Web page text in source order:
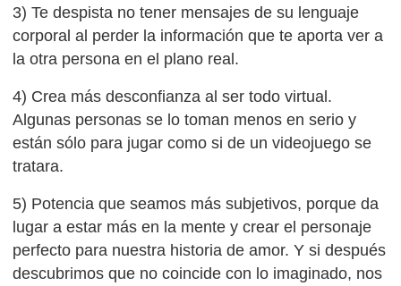
3) Te despista no tener mensajes de su lenguaje
corporal al perder la información que te aporta ver a
la otra persona en el plano real.
4) Crea más desconfianza al ser todo virtual.
Algunas personas se lo toman menos en serio y
están sólo para jugar como si de un videojuego se
tratara.
5) Potencia que seamos más subjetivos, porque da
lugar a estar más en la mente y crear el personaje
perfecto para nuestra historia de amor. Y si después
descubrimos que no coincide con lo imaginado, nos